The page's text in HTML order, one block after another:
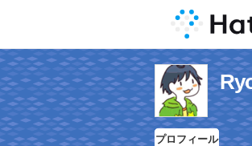
プロフィール